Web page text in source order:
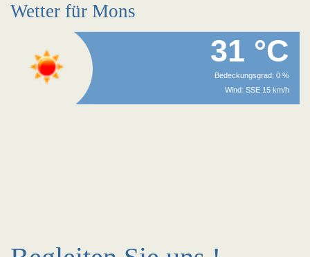
Wetter für Mons
31 °C
Bedeckungsgrad: 0 %
Wind: SSE 15 km/h